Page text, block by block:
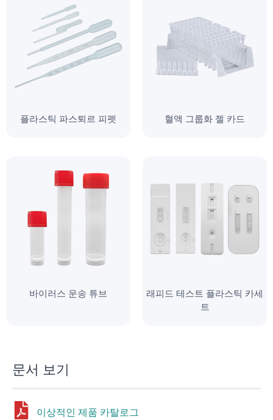
플라스틱 파스퇴르 피펫 혈액 그룹화 젤 카드
바이러스 운송 튜브
래피드 테스트 플라스틱 카세
트
문서 보기
이상적인 제품 카탈로그